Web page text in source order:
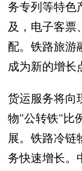
务专列等特色
及，电子客票
配。铁路旅游
成为新的增长
货运服务将向
物"公转铁"比
展。铁路冷链
务快速增长。